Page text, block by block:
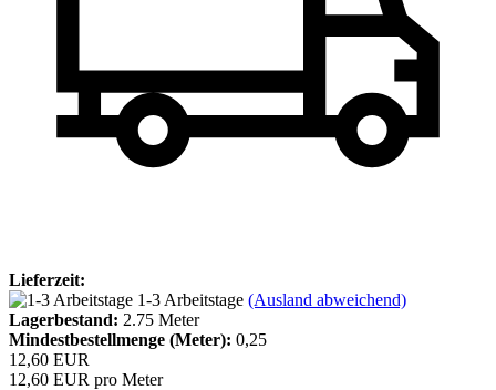
Lieferzeit:
1-3 Arbeitstage (Ausland abweichend)
Lagerbestand: 2.75 Meter
Mindestbestellmenge (Meter): 0,25
12,60 EUR
12,60 EUR pro Meter